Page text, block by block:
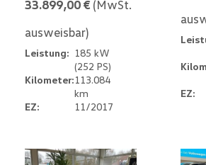
33.899,00 € (MwSt.
ausweisbar)
Leistung: 185 kW
(252 PS)
Kilometer:113.084
km
EZ:
11/2017
EZ: